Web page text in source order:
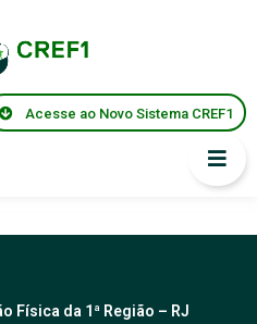
Acesse ao Novo Sistema CREF1
SRP Nº
MENOR
Física da 1ª Região – RJ